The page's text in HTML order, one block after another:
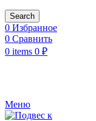
Search
0 Избранное
0 Сравнить
0 items 0 ₽
Меню